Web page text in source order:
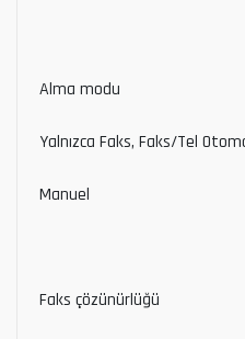
Alma modu
Yalnızca Faks, Faks/Tel
Manuel
Faks çözünürlüğü